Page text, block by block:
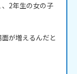
2年生の女の子
が増えるんだと